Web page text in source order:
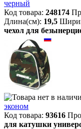
черный
Код товара: 248174
Длина(см): 19,5
чехол для
эконом
Код товара: 93616
для катушки